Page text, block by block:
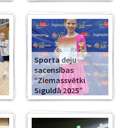
Sporta deju
sacensības
“Ziemassvētki
Siguldā 2025”